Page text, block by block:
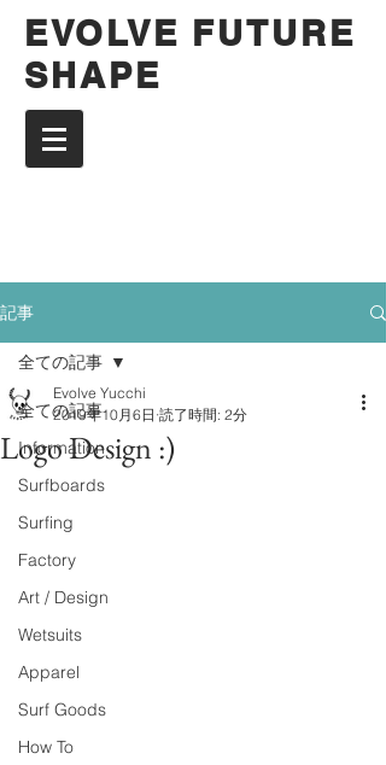
EVOLVE FUTURE
SHAPE
記事
全ての記事
Information
Surfboards
Surfing
Factory
Art / Design
Wetsuits
Apparel
Surf Goods
How To
全ての記事
Logo Design :)
Evolve Yucchi
2019年10月6日 読了時間: 2分